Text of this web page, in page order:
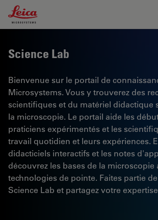
Leica Microsystems Logo
Science Lab
Bienvenue sur le portail de
Microsystems. Vous y trouverez des
scientifiques et du matériel didactique
la microscopie. Le portail aide les
praticiens expérimentés et les
travail quotidien et leurs expériences.
didacticiels interactifs et les notes
découvrez les bases de la microscopie
technologies de pointe. Faites partie
Science Lab et partagez votre